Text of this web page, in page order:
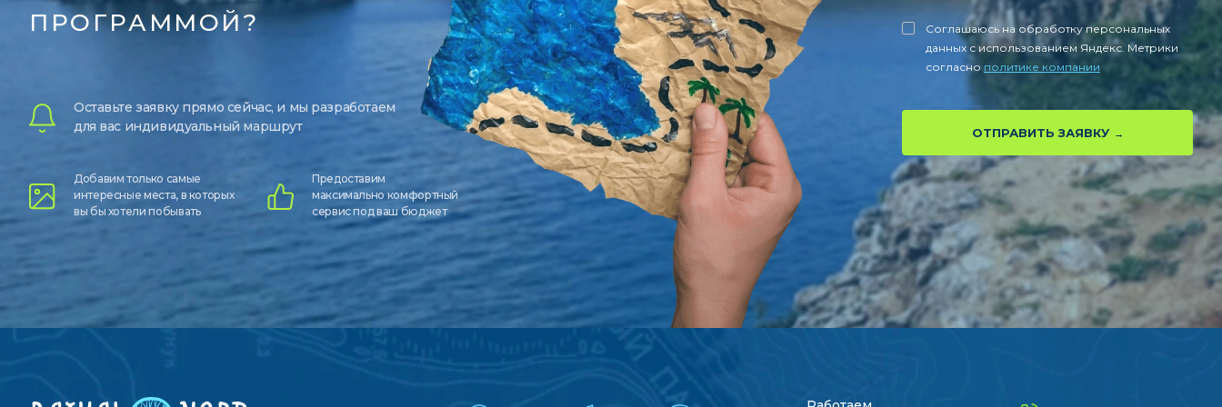
ПРОГРАММОЙ?
Оставьте заявку прямо сейчас, и мы разработаем
для вас индивидуальный маршрут
Добавим только самые
интересные места, в которых
вы бы хотели побывать
Предоставим
максимально комфортный
сервис под ваш бюджет
Соглашаюсь на обработку персональных
данных с использованием Яндекс. Метрики
согласно политике компании
ОТПРАВИТЬ ЗАЯВКУ